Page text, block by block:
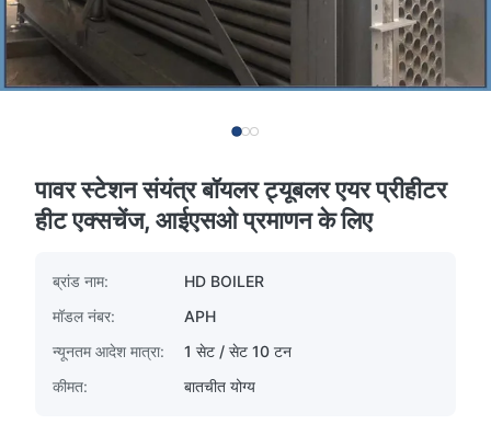
पावर स्टेशन संयंत्र बॉयलर ट्यूबलर एयर प्रीहीटर
हीट एक्सचेंज, आईएसओ प्रमाणन के लिए
ब्रांड नाम:
HD BOILER
मॉडल नंबर:
APH
न्यूनतम आदेश मात्रा:
1 सेट / सेट 10 टन
कीमत:
बातचीत योग्य